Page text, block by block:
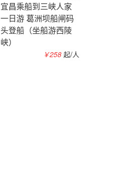
宜昌乘船到三峡人家
一日游 葛洲坝船闸码
头登船（坐船游西陵
峡）
￥258起/人